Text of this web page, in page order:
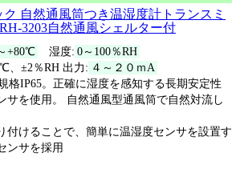
自然通風筒つき温湿度計トランスミ
3203自然通風シェルター付
+80℃ 湿度: 0～100％RH
、±2％RH 出力: ４～２０ｍA
格IP65。正確に湿度を感知する長期安定性
サを使用。 自然通風型通風筒で自然対流し
付けることで、簡単に温湿度センサを設置す
ンサを採用